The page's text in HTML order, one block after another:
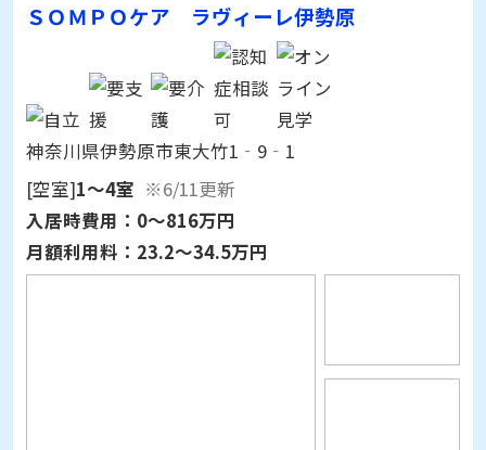
ＳＯＭＰＯケア ラヴィーレ伊勢原
神奈川県伊勢原市東大竹1‐9‐1
[空室]1～4室 ※6/11更新
入居時費用： 0～816万円
月額利用料： 23.2～34.5万円